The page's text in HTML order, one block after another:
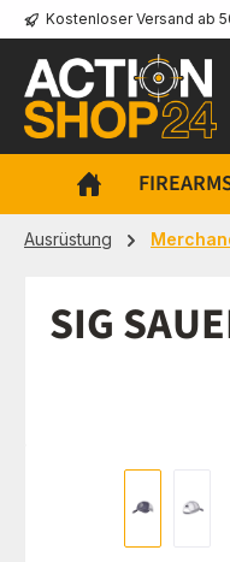
Hauptinhalt springen
Zur Suche springen
Zur Hauptnavigation
Kostenloser Versand ab
Ausrüstung
SIG